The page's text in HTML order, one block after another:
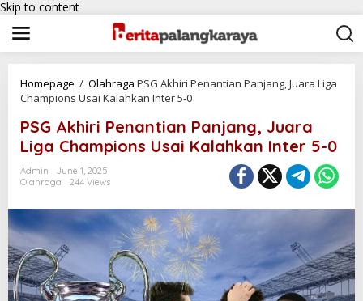
Skip to content
Homepage / Olahraga PSG Akhiri Penantian Panjang, Juara Liga
Champions Usai Kalahkan Inter 5-0
PSG Akhiri Penantian Panjang, Juara
Liga Champions Usai Kalahkan Inter 5-0
Admin
June 1, 2025
Olahraga
244 Views